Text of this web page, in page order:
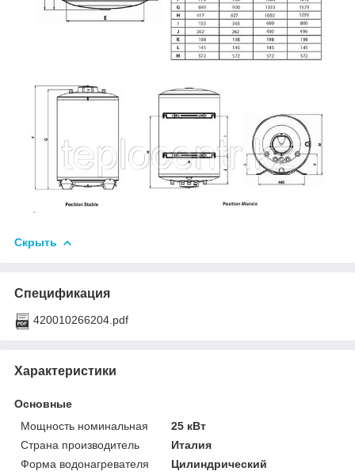
Скрыть
Спецификация
420010266204.pdf
Характеристики
Основные
Мощность номинальная
25 кВт
Страна производитель
Италия
Форма водонагревателя
Цилиндрический